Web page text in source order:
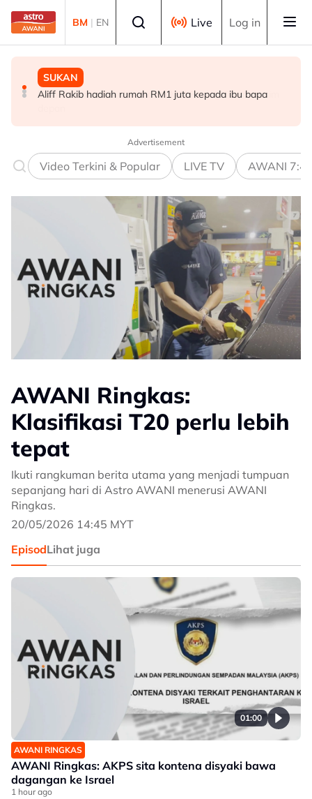
Skip to main content
BM | EN Live Log in
SUKAN
Aliff Rakib hadiah rumah RM1 juta kepada ibu bapa
DUNIA
Syarikat Minyak Nasional Abu Dhabi terkena serangan
SUKAN
Hakim Danish kekal bersama MSi Racing Team musim
Advertisement
Video Terkini & Popular LIVE TV AWANI
AWANI Ringkas:
Klasifikasi T20 perlu lebih
tepat
Ikuti rangkuman berita utama yang menjadi tumpuan
sepanjang hari di Astro AWANI menerusi AWANI
Ringkas.
20/05/2026 14:45 MYT
EpisodLihat juga
01:00
AWANI RINGKAS
AWANI Ringkas: AKPS sita kontena disyaki bawa
dagangan ke Israel
1 hour ago